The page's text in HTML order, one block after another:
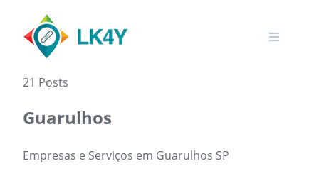
content
21 Posts
Guarulhos
Empresas e Serviços em Guarulhos SP